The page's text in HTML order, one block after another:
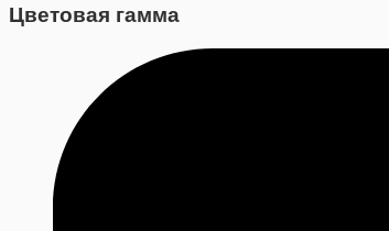
Цветовая гамма